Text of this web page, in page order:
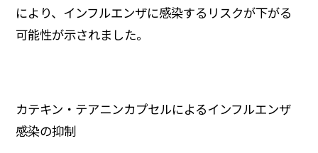
により、インフルエンザに感染するリスクが下がる
可能性が示されました。
カテキン・テアニンカプセルによるインフルエンザ
感染の抑制